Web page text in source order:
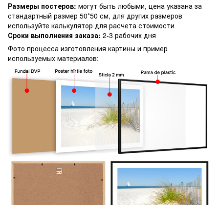
Размеры постеров: могут быть любыми, цена указана за
стандартный размер 50*50 см, для других размеров
используйте калькулятор для расчета стоимости
Сроки выполнения заказа: 2-3 рабочих дня
Фото процесса изготовления картины и пример
используемых материалов: